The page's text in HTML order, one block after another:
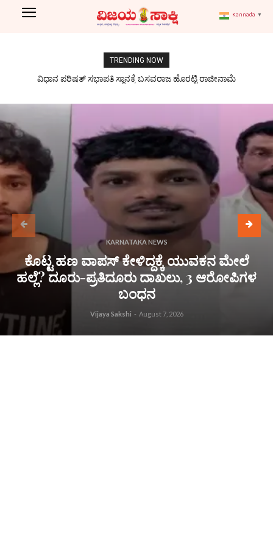
TRENDING NOW
ವಿಧಾನ ಪರಿಷತ್ ಸಭಾಪತಿ ಸ್ಥಾನಕ್ಕೆ ಬಸವರಾಜ ಹೊರಟ್ಟಿ ರಾಜೀನಾಮೆ
‘ಇದು ರಾಜ್ಯದಲ್ಲೇ ಅತ್ಯಂತ ಕೆಟ್ಟ ಹಾಸ್ಟೆಲ್’; ಅಧಿಕಾರಿಗಳಿಗೆ ಉಪಲೋಕಾಯುಕ್ತರ
KARNATAKA NEWS
ಕೊಟ್ಟ ಹಣ ವಾಪಸ್ ಕೇಳಿದ್ದಕ್ಕೆ ಯುವಕನ ಮೇಲೆ
ಹಲ್ಲೆ? ದೂರು-ಪ್ರತಿದೂರು ದಾಖಲು, 3 ಆರೋಪಿಗಳ
ಬಂಧನ
Vijaya Sakshi - August 7, 2026
Kannada ▼